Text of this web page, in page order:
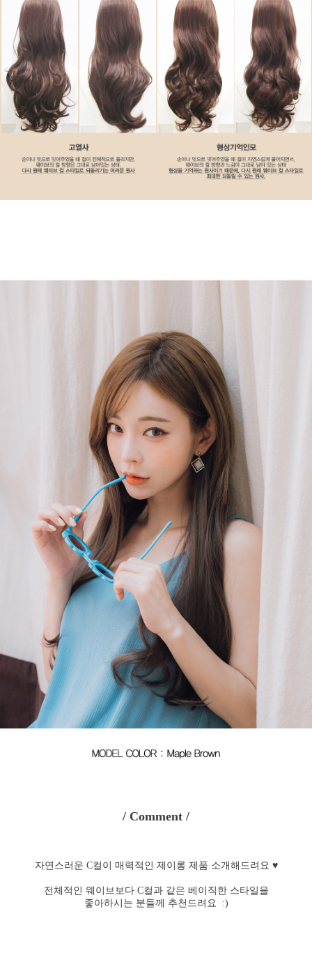
/ Comment /
자연스러운 C컬이 매력적인 제이롱 제품 소개해드려요 ♥
전체적인 웨이브보다 C컬과 같은 베이직한 스타일을
좋아하시는 분들께 추천드려요 :)